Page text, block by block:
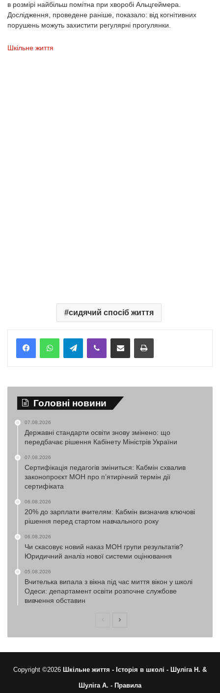
в розмірі найбільш помітна при хворобі Альцгеймера.
Дослідження, проведене раніше, показало: від когнітивних
порушень можуть захистити регулярні прогулянки.
Шкільне життя
сидячий спосіб життя
TelegramViber Надіслати електронною поштоюНадрукувати
Головні новини
07.08.2026
Державні стандарти освіти знову змінено: що
передбачає рішення Кабінету Міністрів України
07.08.2026
Сертифікація педагогів зміниться: Кабмін схвалив
законопроєкт МОН про п’ятирічний термін дії
сертифіката
06.08.2026
20% до зарплати вчителям: Кабмін визначив ключові
рішення перед стартом навчального року
06.08.2026
Чи скасовує новий наказ МОН групи результатів?
Юридичний аналіз нової системи оцінювання
05.08.2026
Вчителька випала з вікна під час миття вікон у школі
Одеси: департамент освіти розпочне службове
вивчення обставин
ПопередняНаступна
Copyright ©2026 Шкільне життя - Історія в школі - Шуліга Н. &
Шуліга А. - Правила